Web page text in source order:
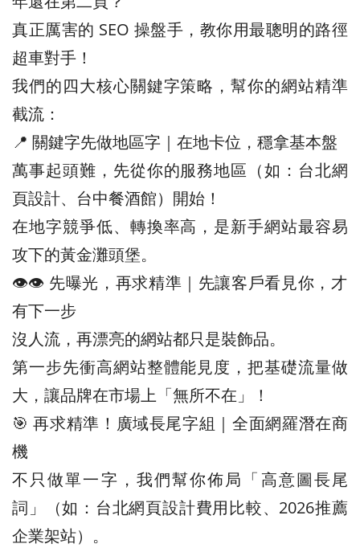
真正厲害的 SEO 操盤手，教你用最聰明的路徑
超車對手！
我們的四大核心關鍵字策略，幫你的網站精準
截流：
📍 關鍵字先做地區字｜在地卡位，穩拿基本盤
萬事起頭難，先從你的服務地區（如：台北網
頁設計、台中餐酒館）開始！
在地字競爭低、轉換率高，是新手網站最容易
攻下的黃金灘頭堡。
👁️‍👁️‍ 先曝光，再求精準｜先讓客戶看見你，才
有下一步
沒人流，再漂亮的網站都只是裝飾品。
第一步先衝高網站整體能見度，把基礎流量做
大，讓品牌在市場上「無所不在」！
🎯 再求精準！廣域長尾字組｜全面網羅潛在商
機
不只做單一字，我們幫你佈局「高意圖長尾
詞」（如：台北網頁設計費用比較、2026推薦
企業架站）。